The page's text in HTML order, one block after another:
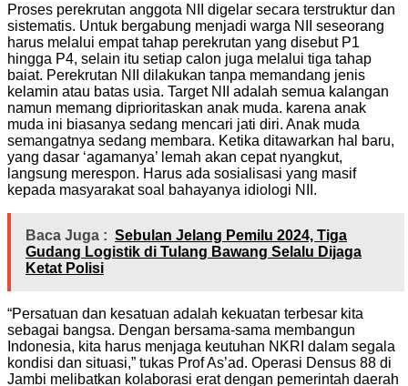
Proses perekrutan anggota NII digelar secara terstruktur dan
sistematis. Untuk bergabung menjadi warga NII seseorang
harus melalui empat tahap perekrutan yang disebut P1
hingga P4, selain itu setiap calon juga melalui tiga tahap
baiat. Perekrutan NII dilakukan tanpa memandang jenis
kelamin atau batas usia. Target NII adalah semua kalangan
namun memang diprioritaskan anak muda. karena anak
muda ini biasanya sedang mencari jati diri. Anak muda
semangatnya sedang membara. Ketika ditawarkan hal baru,
yang dasar ‘agamanya’ lemah akan cepat nyangkut,
langsung merespon. Harus ada sosialisasi yang masif
kepada masyarakat soal bahayanya idiologi NII.
Baca Juga : Sebulan Jelang Pemilu 2024, Tiga
Gudang Logistik di Tulang Bawang Selalu Dijaga
Ketat Polisi
“Persatuan dan kesatuan adalah kekuatan terbesar kita
sebagai bangsa. Dengan bersama-sama membangun
Indonesia, kita harus menjaga keutuhan NKRI dalam segala
kondisi dan situasi,” tukas Prof As’ad. Operasi Densus 88 di
Jambi melibatkan kolaborasi erat dengan pemerintah daerah